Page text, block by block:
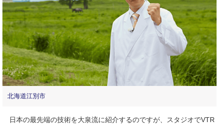
北海道江別市
日本の最先端の技術を大泉流に紹介するのですが、スタジオでVTR